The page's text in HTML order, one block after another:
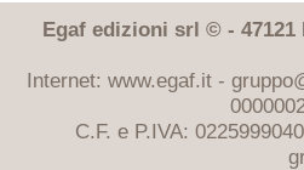
Egaf edizioni srl © - 47121
Internet: www.egaf.it -
C.F. e P.IVA: